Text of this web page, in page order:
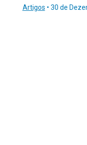
Artigos • 30 de